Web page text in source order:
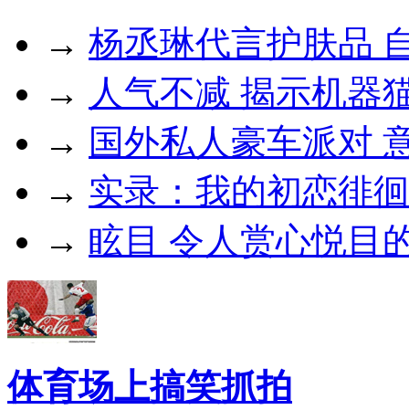
→ 杨丞琳代言护肤品
→ 人气不减 揭示机器
→ 国外私人豪车派对
→ 实录：我的初恋徘
→ 眩目 令人赏心悦目
体育场上搞笑抓拍